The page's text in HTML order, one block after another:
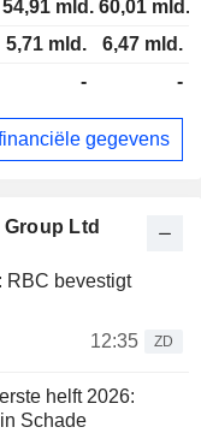
Ltd
RBC bevestigt
12:35
ZD
helft 2026:
Schade
54,91 mld. 60,01 mld.
5,71 mld.
6,47 mld.
- -
gegevens